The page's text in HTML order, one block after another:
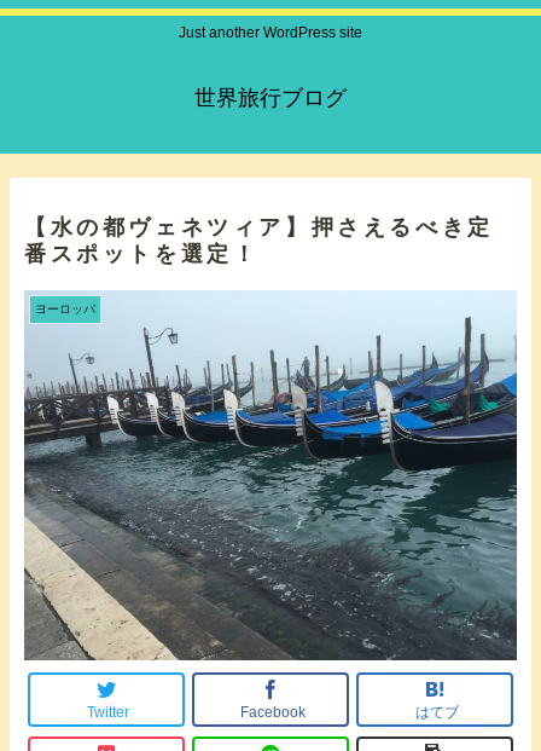
Just another WordPress site
世界旅行ブログ
【水の都ヴェネツィア】押さえるべき定
番スポットを選定！
ヨーロッパ
Twitter Facebook はてブ